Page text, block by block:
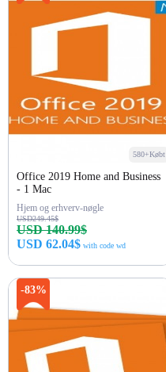
580+Købt
Office 2019 Home and Business
- 1 Mac
Hjem og erhverv-nøgle
USD249.45$
USD 140.99$
USD 62.04$ with code wd
-83%